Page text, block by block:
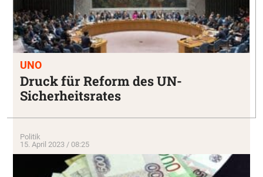
UNO
Druck für Reform des UN-
Sicherheitsrates
Politik
15. April 2023 / 08:25